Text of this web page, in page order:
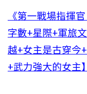
《第一戰場指揮
字數+星際+軍旅
越+女主是古穿今
+武力強大的女主】